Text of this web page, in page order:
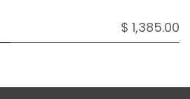
$ 1,385.00